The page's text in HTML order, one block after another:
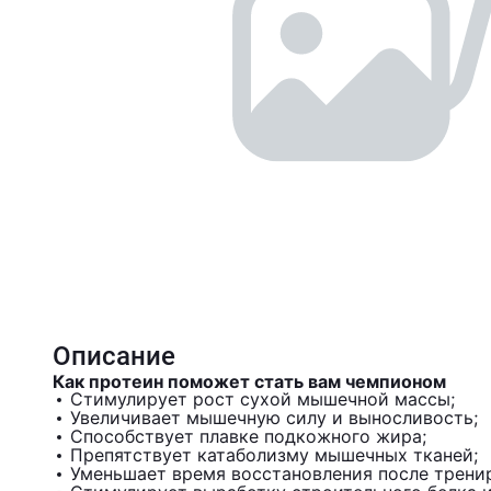
Описание
Как протеин поможет стать вам чемпионом
Стимулирует рост сухой мышечной массы;
Увеличивает мышечную силу и выносливость;
Способствует плавке подкожного жира;
Препятствует катаболизму мышечных тканей;
Уменьшает время восстановления после